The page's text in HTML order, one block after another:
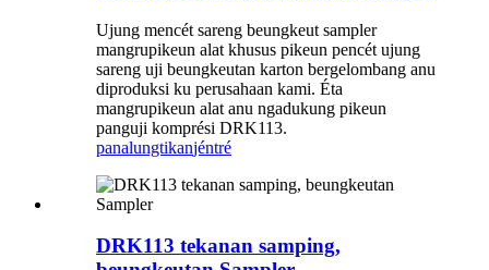
Ujung mencét sareng beungkeut sampler
mangrupikeun alat khusus pikeun pencét ujung
sareng uji beungkeutan karton bergelombang anu
diproduksi ku perusahaan kami. Éta
mangrupikeun alat anu ngadukung pikeun
panguji komprési DRK113.
panalungtikanjéntré
DRK113 tekanan samping,